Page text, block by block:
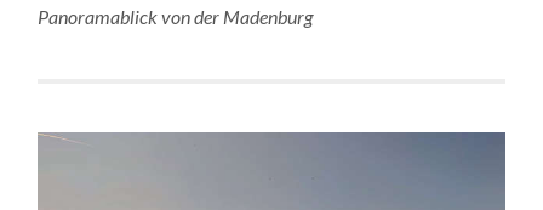
Panoramablick von der Madenburg